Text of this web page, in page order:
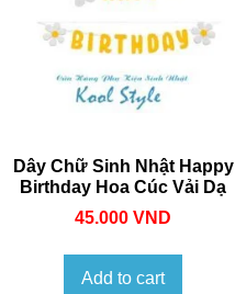
Dây Chữ Sinh Nhật Happy
Birthday Hoa Cúc Vải Dạ
45.000 VND
Add to cart